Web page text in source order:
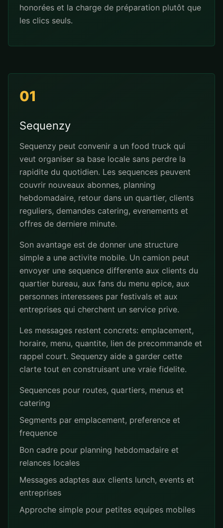
honorées et la charge de préparation plutôt que
les clics seuls.
01
Sequenzy
Sequenzy peut convenir a un food truck qui
veut organiser sa base locale sans perdre la
rapidite du quotidien. Les sequences peuvent
couvrir nouveaux abonnes, planning
hebdomadaire, retour dans un quartier, clients
reguliers, demandes catering, evenements et
offres de derniere minute.
Son avantage est de donner une structure
simple a une activite mobile. Un camion peut
envoyer une sequence differente aux clients du
quartier bureau, aux fans du menu epice, aux
personnes interessees par festivals et aux
entreprises qui cherchent un service prive.
Les messages restent concrets: emplacement,
horaire, menu, quantite, lien de precommande et
rappel court. Sequenzy aide a garder cette
clarte tout en construisant une vraie fidelite.
Sequences pour routes, quartiers, menus et
catering
Segments par emplacement, preference et
frequence
Bon cadre pour planning hebdomadaire et
relances locales
Messages adaptes aux clients lunch, events et
entreprises
Approche simple pour petites equipes mobiles